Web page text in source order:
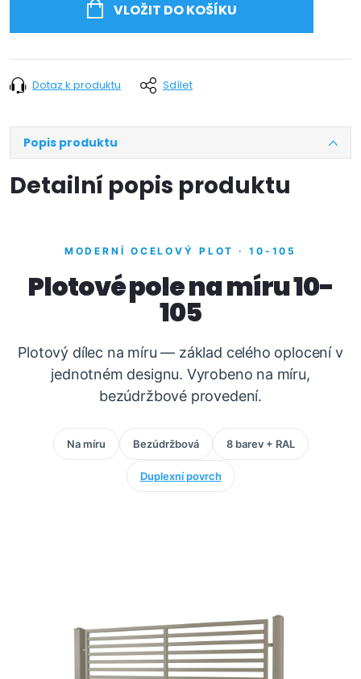
VLOŽIT DO KOŠÍKU
Dotaz k produktu Sdílet
Popis produktu
Detailní popis produktu
MODERNÍ OCELOVÝ PLOT · 10-105
Plotové pole na míru 10-
105
Plotový dílec na míru — základ celého oplocení v
jednotném designu. Vyrobeno na míru,
bezúdržbové provedení.
Na míru Bezúdržbová 8 barev + RAL
Duplexní povrch